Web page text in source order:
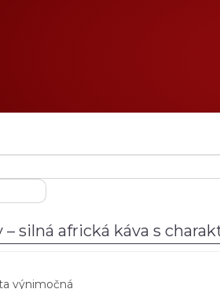
– silná africká káva s
výnimočná